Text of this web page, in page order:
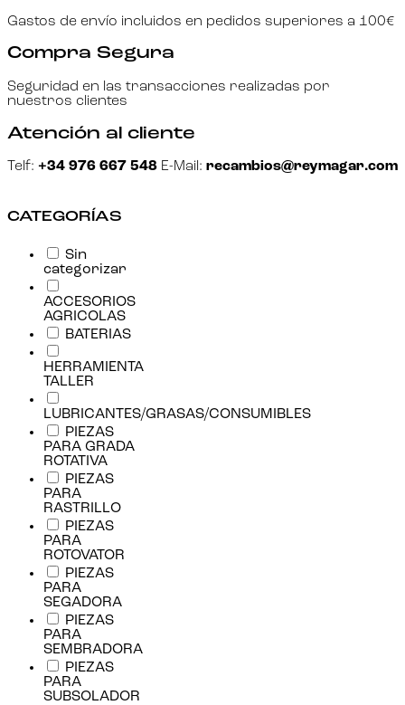
Gastos de envío incluidos en pedidos superiores a 100€
Compra Segura
Seguridad en las transacciones realizadas por
nuestros clientes
Atención al cliente
Telf: +34 976 667 548 E-Mail: recambios@reymagar.com
CATEGORÍAS
Sin
categorizar
ACCESORIOS
AGRICOLAS
BATERIAS
HERRAMIENTA
TALLER
LUBRICANTES/GRASAS/CONSUMIBLES
PIEZAS
PARA GRADA
ROTATIVA
PIEZAS
PARA
RASTRILLO
PIEZAS
PARA
ROTOVATOR
PIEZAS
PARA
SEGADORA
PIEZAS
PARA
SEMBRADORA
PIEZAS
PARA
SUBSOLADOR